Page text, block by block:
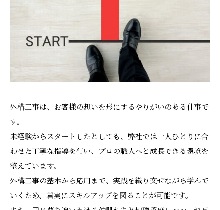
外構工事は、お客様の想いを形にするやりがいのある仕事で
す。
未経験からスタートしたとしても、弊社では一人ひとりに合
わせた丁寧な指導を行い、プロの職人へと成長できる環境を
整えています。
外構工事の基本から応用まで、実践を織り交ぜながら学んで
いくため、着実にスキルアップを図ることが可能です。